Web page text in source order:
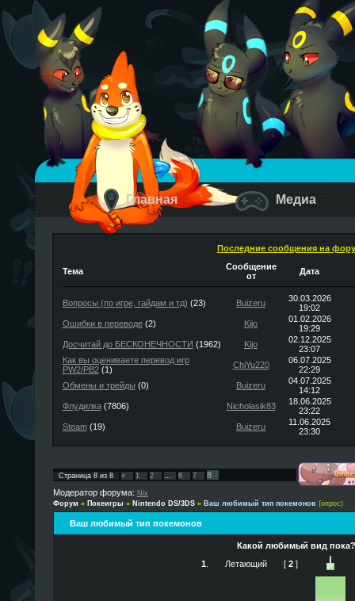
Главная Медиа
Последние сообщения на
Тема
Сообщение
от
Дата
Вопросы (по игре, гайдам и тд) (23) Buizeru
30.03.2026
19:02
Ошибки в переводе(2) Kijo
01.02.2026
19:29
Досчитай до БЕСКОНЕЧНОСТИ (1962) Kijo
02.12.2025
23:07
Как вы оцениваете перевод игр
PW2/PB2(1) ChiYu220
06.07.2025
22:29
Обмены и трейды (0) Buizeru
04.07.2025
14:12
Флудилка(7806) Nicholasik83
18.06.2025
23:22
Steam(19) Buizeru
11.06.2025
23:30
Страница 8из 8 « 1 2 … 6 7
8
Модератор форума: Nix
Форум » Покеигры » Nintendo DS/3DS » Ваш любимый тип покемонов (опрос)
Ваш любимый тип покемонов
Какой любимый вид пока?
1
Летающий [ 2 ]